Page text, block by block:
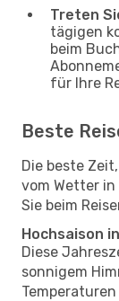
Treten
tägigen
beim
für Ihre
Beste
Die beste
vom Wetter
Sie beim
Hochsaison
Diese
sonnigem